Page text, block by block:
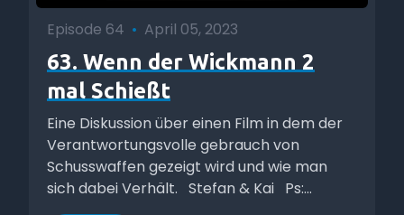
Episode 64 • April 05, 2023
63. Wenn der Wickmann 2
mal Schießt
Eine Diskussion über einen Film in dem der
Verantwortungsvolle gebrauch von
Schusswaffen gezeigt wird und wie man
sich dabei Verhält. Stefan & Kai Ps:...